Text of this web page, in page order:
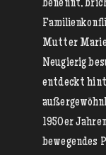
benennt,
Mutter Marie
Neugierig
entdeckt
1950er
bewegendes